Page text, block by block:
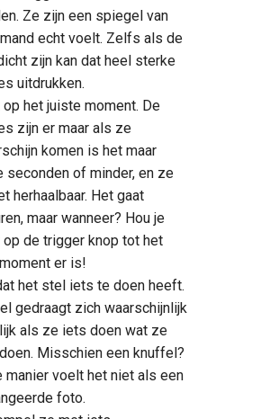
Ze zijn een spiegel van
echt voelt. Zelfs als de
zijn kan dat heel sterke
uitdrukken.
op het juiste moment. De
zijn er maar als ze
komen is het maar
seconden of minder, en ze
herhaalbaar. Het gaat
maar wanneer? Hou je
op de trigger knop tot het
er is!
het stel iets te doen heeft.
gedraagt zich waarschijnlijk
als ze iets doen wat ze
Misschien een knuffel?
manier voelt het niet als een
foto.